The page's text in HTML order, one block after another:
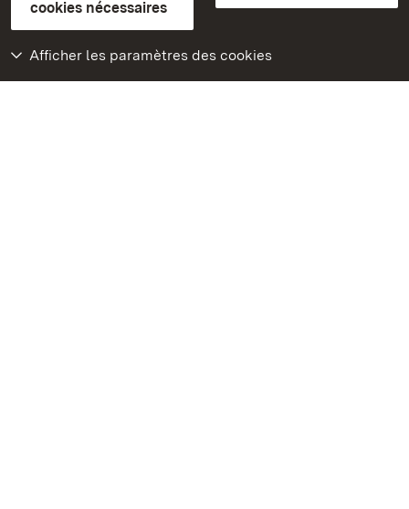
cookies nécessaires
Afficher les paramètres des cookies
Accueil
Monuments
Rendez-nous visite